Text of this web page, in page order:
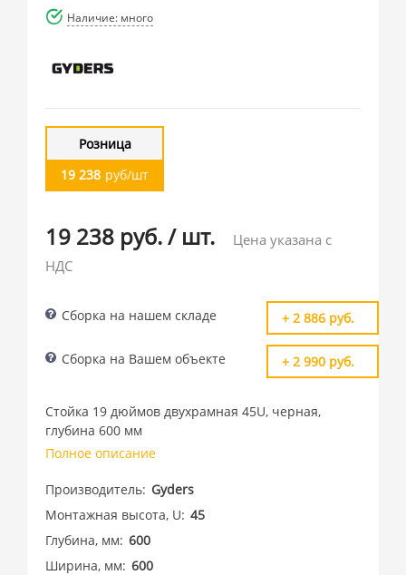
Наличие: много
Розница
19 238 руб/шт
19 238 руб./ шт.
Цена указана с
НДС
Сборка на нашем складе + 2 886 руб.
Сборка на Вашем объекте + 2 990 руб.
Стойка 19 дюймов двухрамная 45U, черная,
глубина 600 мм
Полное описание
Производитель Gyders
Монтажная высота, U 45
Глубина, мм 600
Ширина, мм 600